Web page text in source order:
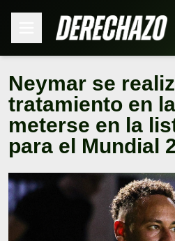
Neymar se
tratamiento en
meterse en la
para el Mundial